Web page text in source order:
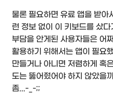
물론 필요하면 유료 앱을 받아
런 정보 없이 이 키보드를 샀
부담을 안게된 사용자들은 어
활용하기 위해서는 앱이 필요
만들거나 아니면 저렴하게 혹
도는 뚫어줬어야 하지 않았을
좀...-_-;;